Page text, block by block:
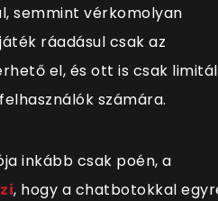
semmint vérkomolyan
ráadásul csak az
el, és ott is csak
számára.
inkább csak poén, a
, hogy a chatbotokkal